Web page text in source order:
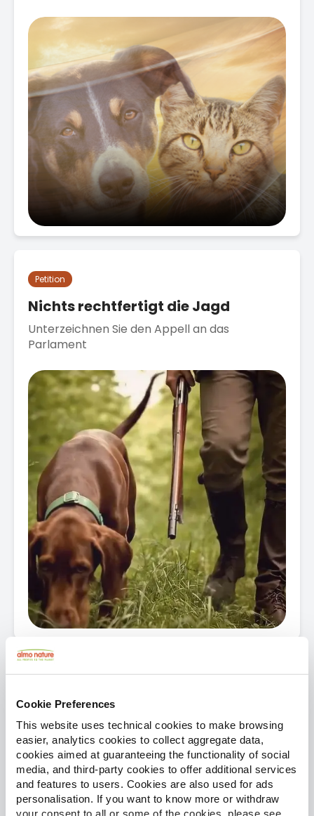
Cookie Preferences
This website uses technical cookies to make browsing
easier, analytics cookies to collect aggregate data,
cookies aimed at guaranteeing the functionality of social
media, and third-party cookies to offer additional services
and features to users. Cookies are also used for ads
personalisation. If you want to know more or withdraw
your consent to all or some of the cookies, please see
Petition
Nichts rechtfertigt die Jagd
Unterzeichnen Sie den Appell an das
Parlament
Der Schutz von Hunden und Katzen
im EU-Recht
Begleiter fürs Leben: vom Besitz zur
Verantwortung